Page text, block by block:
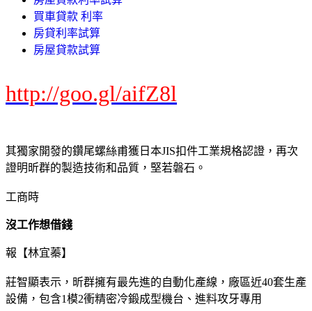
買車貸款 利率
房貸利率試算
房屋貸款試算
http://goo.gl/aifZ8l
其獨家開發的鑽尾螺絲甫獲日本JIS扣件工業規格認證，再次
證明昕群的製造技術和品質，堅若磐石。
工商時
沒工作想借錢
報【林宜蓁】
莊智顯表示，昕群擁有最先進的自動化產線，廠區近40套生產
設備，包含1模2衝精密冷鍛成型機台、進料攻牙專用